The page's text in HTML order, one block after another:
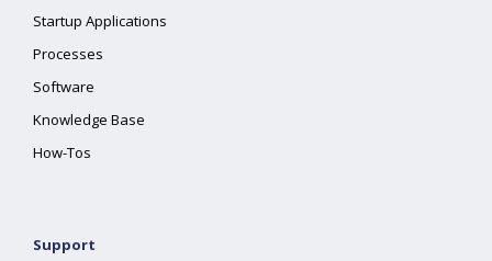
Startup Applications
Processes
Software
Knowledge Base
How-Tos
Support